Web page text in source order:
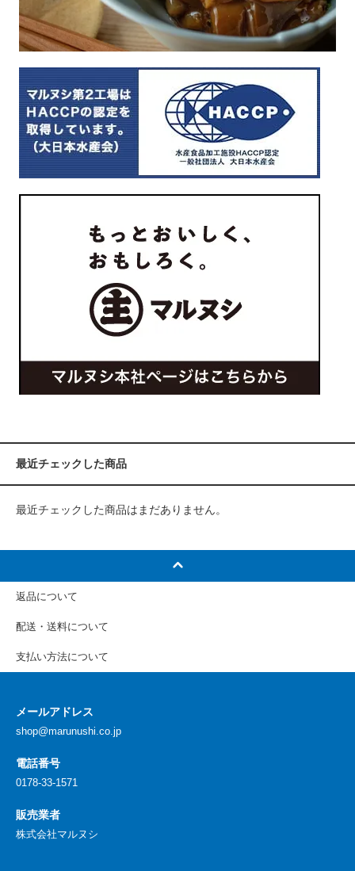
最近チェックした商品
最近チェックした商品はまだありません。
返品について
配送・送料について
支払い方法について
メールアドレス
shop@marunushi.co.jp
電話番号
0178-33-1571
販売業者
株式会社マルヌシ